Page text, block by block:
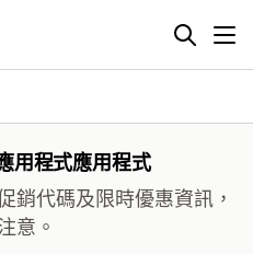
用程式應用程式
銷代碼及限時優惠資訊，
意。